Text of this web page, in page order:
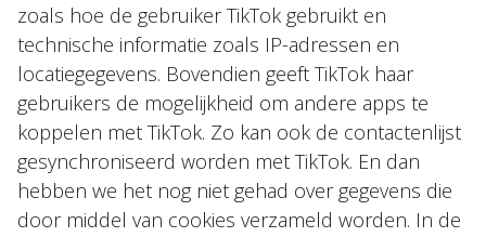
zoals hoe de gebruiker TikTok gebruikt en
technische informatie zoals IP-adressen en
locatiegegevens. Bovendien geeft TikTok haar
gebruikers de mogelijkheid om andere apps te
koppelen met TikTok. Zo kan ook de contactenlijst
gesynchroniseerd worden met TikTok. En dan
hebben we het nog niet gehad over gegevens die
door middel van cookies verzameld worden. In de